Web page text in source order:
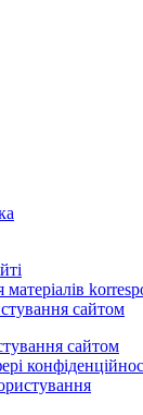
сайтом
сайтом